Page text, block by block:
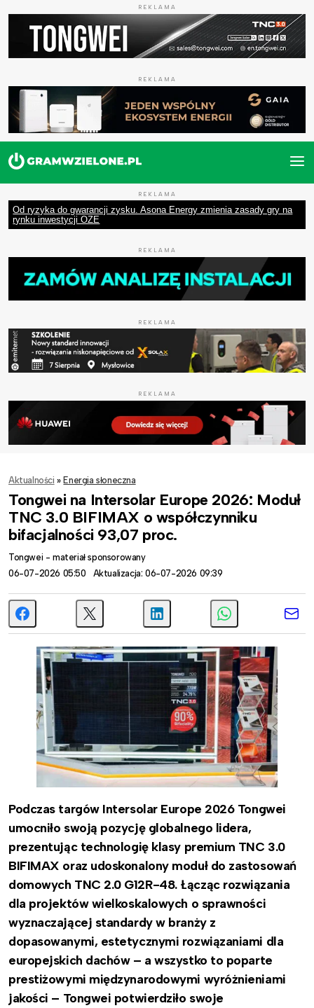
REKLAMA
REKLAMA
REKLAMA
Od ryzyka do gwarancji zysku. Asona Energy zmienia zasady gry na
rynku inwestycji OZE
REKLAMA
REKLAMA
REKLAMA
Aktualności » Energia słoneczna
Tongwei na Intersolar Europe 2026: Moduł
TNC 3.0 BIFIMAX o współczynniku
bifacjalności 93,07 proc.
Tongwei - materiał sponsorowany
06-07-2026 05:50
Aktualizacja: 06-07-2026 09:39
Podczas targów Intersolar Europe 2026 Tongwei
umocniło swoją pozycję globalnego lidera,
prezentując technologię klasy premium TNC 3.0
BIFIMAX oraz udoskonalony moduł do zastosowań
domowych TNC 2.0 G12R-48. Łącząc rozwiązania
dla projektów wielkoskalowych o sprawności
wyznaczającej standardy w branży z
dopasowanymi, estetycznymi rozwiązaniami dla
europejskich dachów – a wszystko to poparte
prestiżowymi międzynarodowymi wyróżnieniami
jakości – Tongwei potwierdziło swoje